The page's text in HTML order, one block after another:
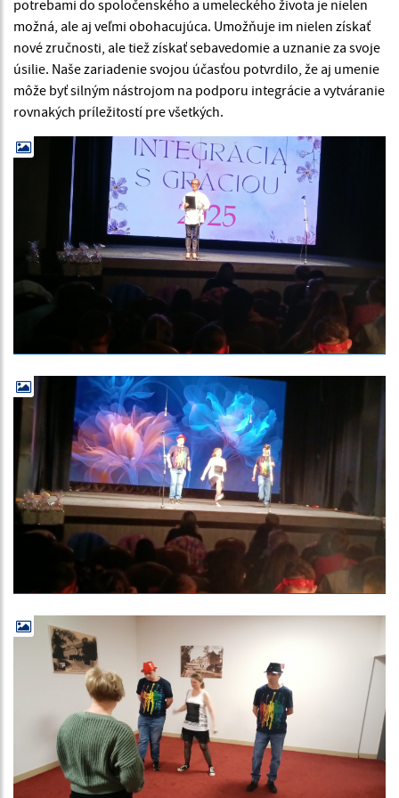
potrebami do spoločenského a umeleckého života je nielen
možná, ale aj veľmi obohacujúca. Umožňuje im nielen získať
nové zručnosti, ale tiež získať sebavedomie a uznanie za svoje
úsilie. Naše zariadenie svojou účasťou potvrdilo, že aj umenie
môže byť silným nástrojom na podporu integrácie a vytváranie
rovnakých príležitostí pre všetkých.